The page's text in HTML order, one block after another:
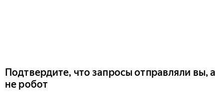
Подтвердите, что запросы отправляли вы, а
не робот